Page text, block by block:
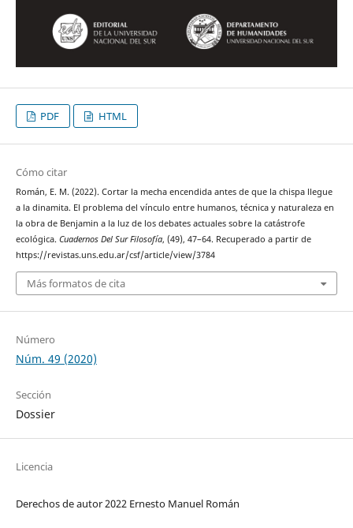
PDF HTML
Cómo citar
Román, E. M. (2022). Cortar la mecha encendida antes de que la chispa llegue
a la dinamita. El problema del vínculo entre humanos, técnica y naturaleza en
la obra de Benjamin a la luz de los debates actuales sobre la catástrofe
ecológica. Cuadernos Del Sur Filosofía, (49), 47–64. Recuperado a partir de
https://revistas.uns.edu.ar/csf/article/view/3784
Más formatos de cita
Número
Núm. 49 (2020)
Sección
Dossier
Licencia
Derechos de autor 2022 Ernesto Manuel Román